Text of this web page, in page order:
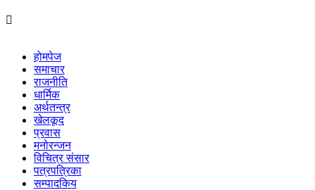
होमपेज
समाचार
राजनीति
धार्मिक
अर्थतन्त्र
खेलकूद
प्रवास
मनोरन्जन
विचित्र संसार
पत्रपत्रिका
सम्पादकिय